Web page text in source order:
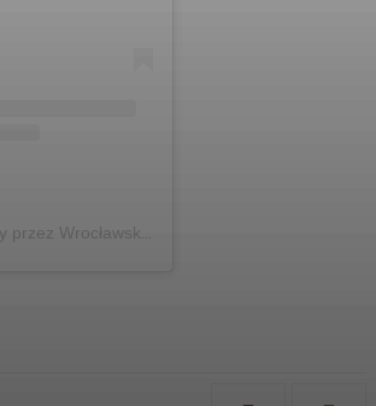
Post udostępniony przez Wrocławskie Podróże Kulinarne – gdzie zjeść we Wrocławiu🍕🍲🍔 (@wroclawskiepodrozekulinarne)